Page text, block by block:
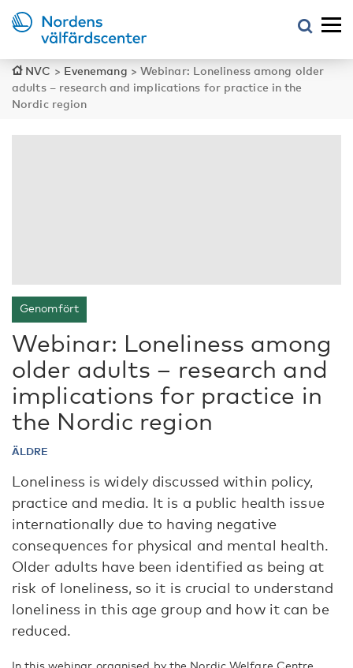
NVC > Evenemang > Webinar: Loneliness among older
adults – research and implications for practice in the
Nordic region
Genomfört
Webinar: Loneliness among
older adults – research and
implications for practice in
the Nordic region
ÄLDRE
Loneliness is widely discussed within policy,
practice and media. It is a public health issue
internationally due to having negative
consequences for physical and mental health.
Older adults have been identified as being at
risk of loneliness, so it is crucial to understand
loneliness in this age group and how it can be
reduced.
In this webinar organised by the Nordic Welfare Centre,